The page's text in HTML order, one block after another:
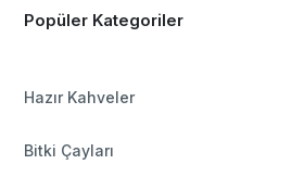
Popüler Kategoriler
Hazır Kahveler
Bitki Çayları